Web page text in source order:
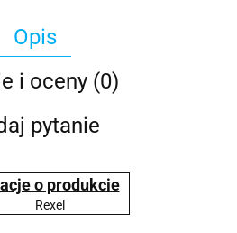
Opis
i oceny (0)
pytanie
o produkcie
Rexel